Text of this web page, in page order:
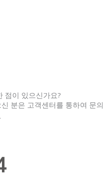
점이 있으신가요?
분은 고객센터를 통하여 문의